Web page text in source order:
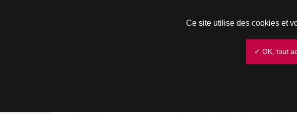
Ce site utilise des cookies et
✓ OK, tout